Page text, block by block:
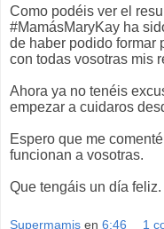
Como podéis ver el
#MamásMaryKay ha
de haber podido formar
con todas vosotras mis
Ahora ya no tenéis
empezar a cuidaros
Espero que me
funcionan a vosotras.
Que tengáis un día feliz.
Supermamis en 6:46 1